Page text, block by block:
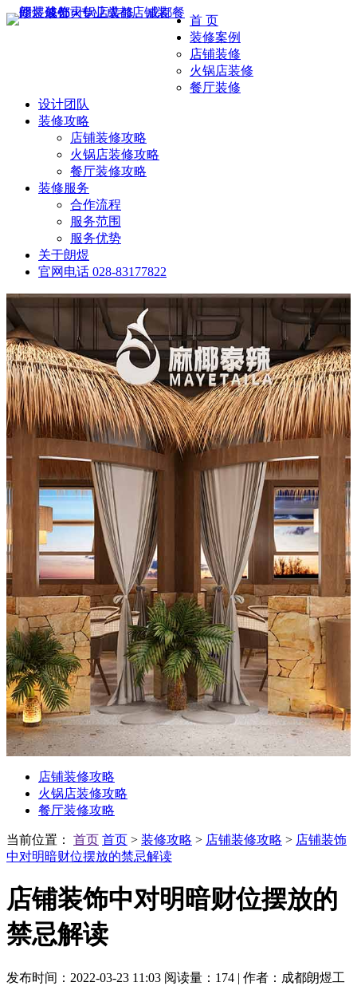
首 页
装修案例
店铺装修
火锅店装修
餐厅装修
设计团队
装修攻略
店铺装修攻略
火锅店装修攻略
餐厅装修攻略
装修服务
合作流程
服务范围
服务优势
关于朗煜
官网电话 028-83177822
店铺装修攻略
火锅店装修攻略
餐厅装修攻略
当前位置： 首页 首页 > 装修攻略 > 店铺装修攻略 > 店铺装饰
中对明暗财位摆放的禁忌解读
店铺装饰中对明暗财位摆放的
禁忌解读
发布时间：2022-03-23 11:03 阅读量：174 | 作者：成都朗煜工